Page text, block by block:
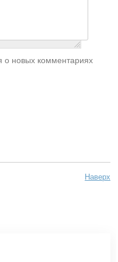
о новых комментариях
Наверх